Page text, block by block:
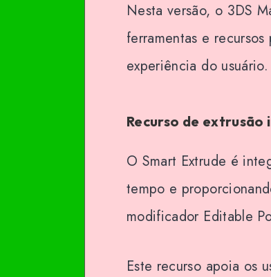
Nesta versão, o 3DS
ferramentas e
experiência do usuário.
Recurso de
O Smart Extrude é
tempo e
modificador Editable
Este recurso apoia os